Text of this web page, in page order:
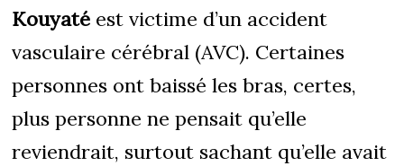
Kouyaté est victime d’un accident
vasculaire cérébral (AVC). Certaines
personnes ont baissé les bras, certes,
plus personne ne pensait qu’elle
reviendrait, surtout sachant qu’elle avait